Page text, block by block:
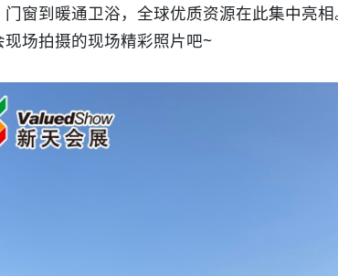
窗到暖通卫浴，全球优质资源在此集中亮
场拍摄的现场精彩照片吧~